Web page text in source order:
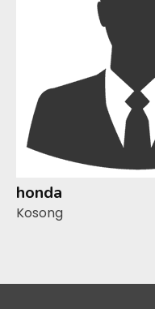
honda
Kosong